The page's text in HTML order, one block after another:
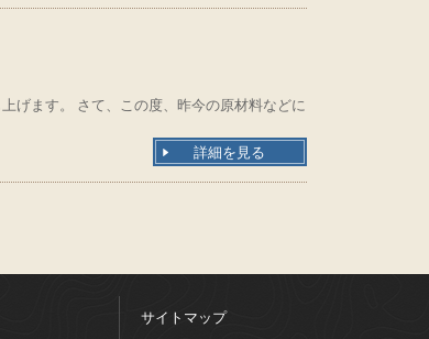
げます。 さて、この度、昨今の原材料などに
詳細を見る
サイトマップ